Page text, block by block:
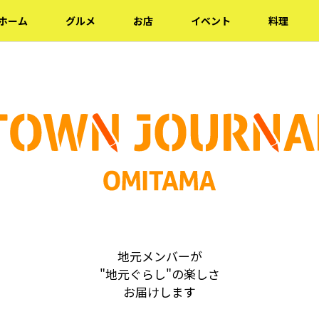
ーム グルメ お店 イベント 料理
地元メンバーが
"地元ぐらし"の楽しさ
お届けします